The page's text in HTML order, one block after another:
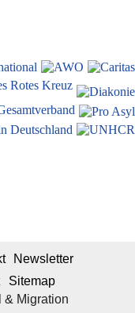
& Migration
Newsletter
Sitemap